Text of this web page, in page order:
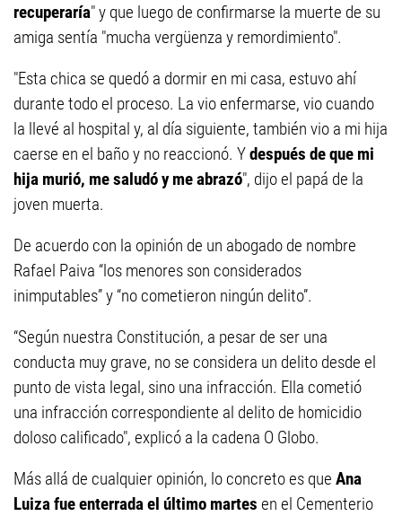
recuperaría" y que luego de confirmarse la muerte de su
amiga sentía "mucha vergüenza y remordimiento".
"Esta chica se quedó a dormir en mi casa, estuvo ahí
durante todo el proceso. La vio enfermarse, vio cuando
la llevé al hospital y, al día siguiente, también vio a mi hija
caerse en el baño y no reaccionó. Ydespués de que mi
hija murió, me saludó y me abrazó", dijo el papá de la
joven muerta.
De acuerdo con la opinión de un abogado de nombre
Rafael Paiva “los menores son considerados
inimputables” y “no cometieron ningún delito”.
“Según nuestra Constitución, a pesar de ser una
conducta muy grave, no se considera un delito desde el
punto de vista legal, sino una infracción. Ella cometió
una infracción correspondiente al delito de homicidio
doloso calificado", explicó a la cadena O Globo.
Más allá de cualquier opinión, lo concreto es que Ana
Luiza fue enterrada el último martes en el Cementerio